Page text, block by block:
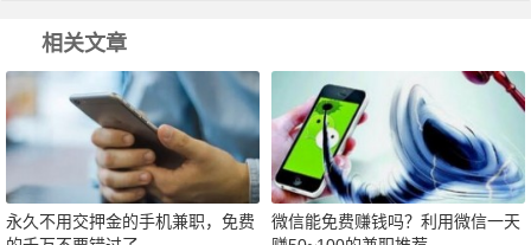
相关文章
永久不用交押金的手机兼职，免费
微信能免费赚钱吗？利用微信一天